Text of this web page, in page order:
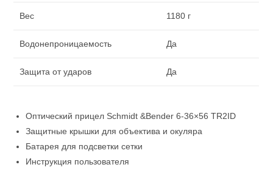
Вес 1180 г
Водонепроницаемость Да
Защита от ударов Да
Оптический прицел Schmidt &Bender 6-36×56 TR2ID
Защитные крышки для объектива и окуляра
Батарея для подсветки сетки
Инструкция пользователя